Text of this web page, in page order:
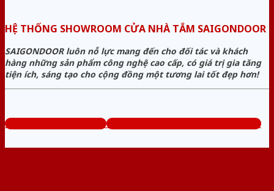
HỆ THỐNG SHOWROOM CỬA NHÀ TẮM SAIGONDOOR
SAIGONDOOR luôn nỗ lực mang đến cho đối tác và khách
hàng những sản phẩm công nghệ cao cấp, có giá trị gia tăng
tiện ích, sáng tạo cho cộng đồng một tương lai tốt đẹp hơn!
www.cuanhuavango.com Tổng đài tư vấn miễn phí: 0824.400.400